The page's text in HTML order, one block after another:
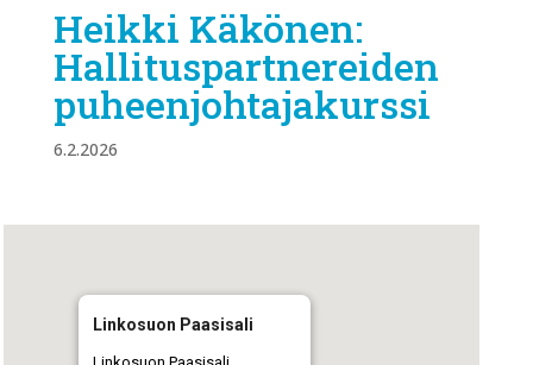
Heikki Käkönen:
Hallituspartnereiden
puheenjohtajakurssi
6.2.2026
Linkosuon Paasisali